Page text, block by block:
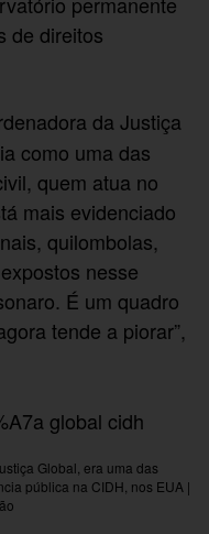
de direitos
da Justiça
como uma das
quem atua no
mais evidenciado
quilombolas,
nesse
É um quadro
tende a piorar”,
Global, era uma das
pública na CIDH, nos EUA |